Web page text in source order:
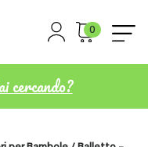
0
cercando?